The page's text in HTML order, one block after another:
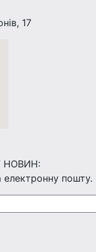
17
НОВИН:
пошту.